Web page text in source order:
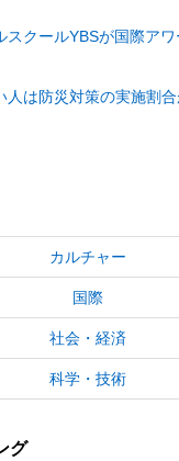
スクールYBSが国際ア
人は防災対策の実施割
カルチャー
国際
社会・経済
科学・技術
グ